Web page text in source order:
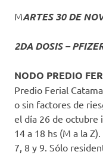
MARTES 30 DE
2DA DOSIS –
NODO PREDIO
Predio Ferial
o sin factores de
el día 26 de octubre
14 a 18 hs (M a la
7, 8 y 9. Sólo